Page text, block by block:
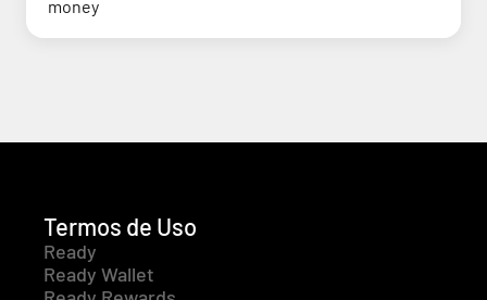
money
Termos de Uso
Ready
Ready Wallet